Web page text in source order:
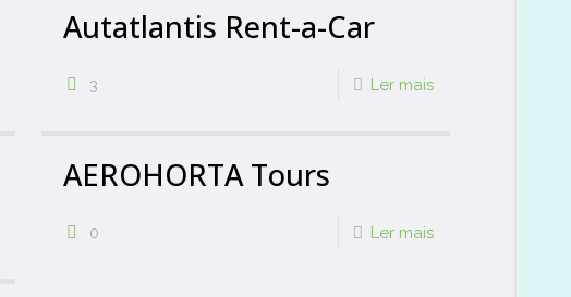
Autatlantis Rent-a-Car
3 Ler mais
AEROHORTA Tours
0 Ler mais